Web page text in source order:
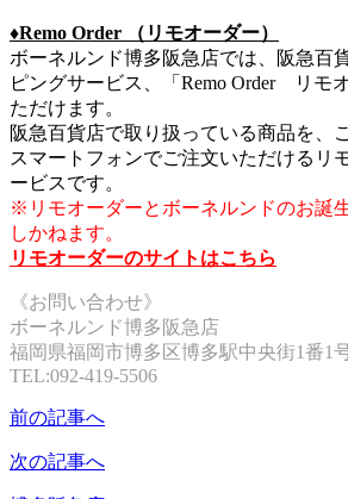
♦︎Remo Order （リモオーダー）
ボーネルンド博多阪急店では、阪急百
ピングサービス、「Remo Order リモ
ただけます。
阪急百貨店で取り扱っている商品を、
スマートフォンでご注文いただけるリ
ービスです。
※リモオーダーとボーネルンドのお誕
しかねます。
リモオーダーのサイトはこちら
《お問い合わせ》
ボーネルンド博多阪急店
福岡県福岡市博多区博多駅中央街1番1
TEL:092-419-5506
前の記事へ
次の記事へ